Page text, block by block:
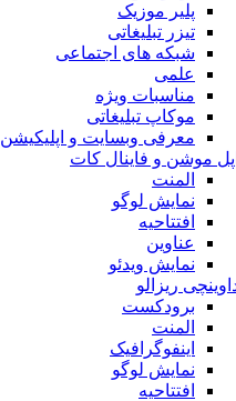
پلیر موزیک
تیزر تبلیغاتی
شبکه های اجتماعی
علمی
مناسبات ویژه
موکاپ تبلیغاتی
معرفی وبسایت و اپلیکیشن
اپل موشن و فاینال کات
المنت
نمایش لوگو
افتتاحیه
عناوین
نمایش ویدئو
ریزالو
برودکست
المنت
اینفوگرافیک
نمایش لوگو
افتتاحیه